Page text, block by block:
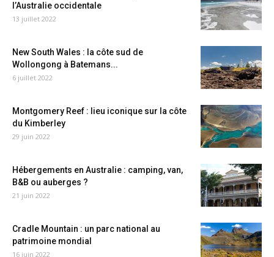
l’Australie occidentale
13 juillet 2022
New South Wales : la côte sud de
Wollongong à Batemans...
6 juillet 2022
Montgomery Reef : lieu iconique sur la côte
du Kimberley
29 juin 2022
Hébergements en Australie : camping, van,
B&B ou auberges ?
21 juin 2022
Cradle Mountain : un parc national au
patrimoine mondial
16 juin 2022